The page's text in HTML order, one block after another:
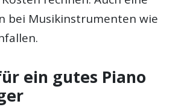
bei Musikinstrumenten wie
ein gutes Piano